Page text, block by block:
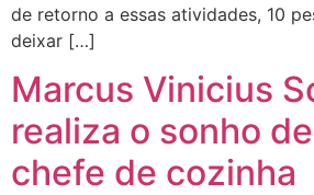
de retorno a essas atividades, 10
deixar […]
Marcus Vinicius
realiza o sonho
chefe de cozinha